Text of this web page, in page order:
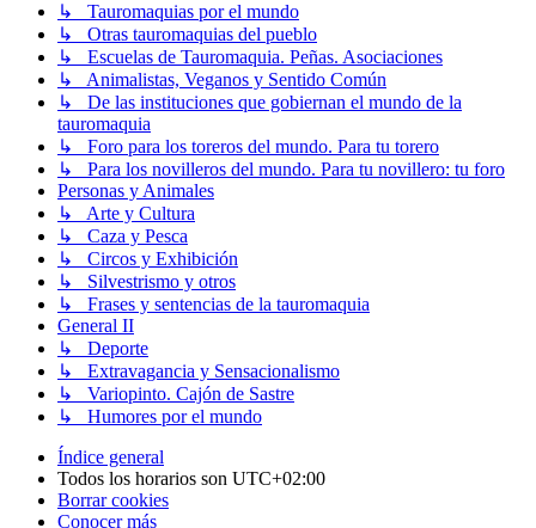
↳ Tauromaquias por el mundo
↳ Otras tauromaquias del pueblo
↳ Escuelas de Tauromaquia. Peñas. Asociaciones
↳ Animalistas, Veganos y Sentido Común
↳ De las instituciones que gobiernan el mundo de la
tauromaquia
↳ Foro para los toreros del mundo. Para tu torero
↳ Para los novilleros del mundo. Para tu novillero: tu foro
Personas y Animales
↳ Arte y Cultura
↳ Caza y Pesca
↳ Circos y Exhibición
↳ Silvestrismo y otros
↳ Frases y sentencias de la tauromaquia
General II
↳ Deporte
↳ Extravagancia y Sensacionalismo
↳ Variopinto. Cajón de Sastre
↳ Humores por el mundo
Índice general
Todos los horarios son UTC+02:00
Borrar cookies
Conocer más